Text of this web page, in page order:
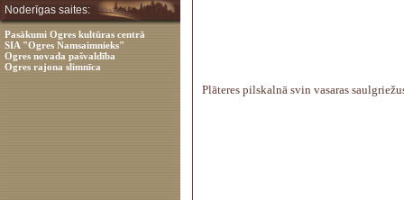
Noderīgas saites:
Pasākumi Ogres kultūras centrā
SIA "Ogres Namsaimnieks"
Ogres novada pašvaldība
Ogres rajona slimnīca
Plāteres pilskalnā svin vasaras